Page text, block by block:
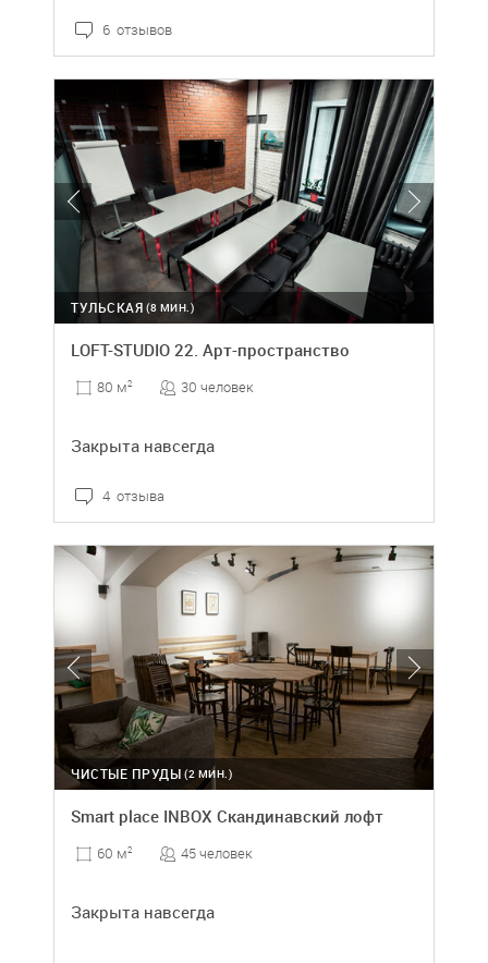
6 отзывов
(8 МИН.)
ТУЛЬСКАЯ
LOFT-STUDIO 22. Арт-пространство
80 м2 30 человек
Закрыта навсегда
4 отзыва
(2 МИН.)
ЧИСТЫЕ ПРУДЫ
Smart place INBOX Скандинавский лофт
60 м2 45 человек
Закрыта навсегда